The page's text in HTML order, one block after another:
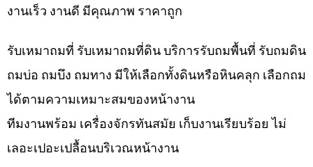
งานเร็ว งานดี มีคุณภาพ ราคาถูก
รับเหมาถมที่ รับเหมาถมที่ดิน บริการรับถมพื้นที่ รับถมดิน
ถมบ่อ ถมบึง ถมทาง มีให้เลือกทั้งดินหรือหินคลุก เลือกถม
ได้ตามความเหมาะสมของหน้างาน
ทีมงานพร้อม เครื่องจักรทันสมัย เก็บงานเรียบร้อย ไม่
เลอะเปอะเปลื้อนบริเวณหน้างาน